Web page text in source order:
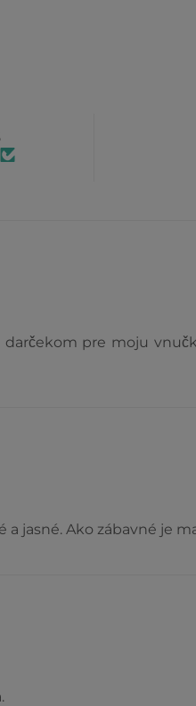
pre moju
a jasné. Ako zábavné je